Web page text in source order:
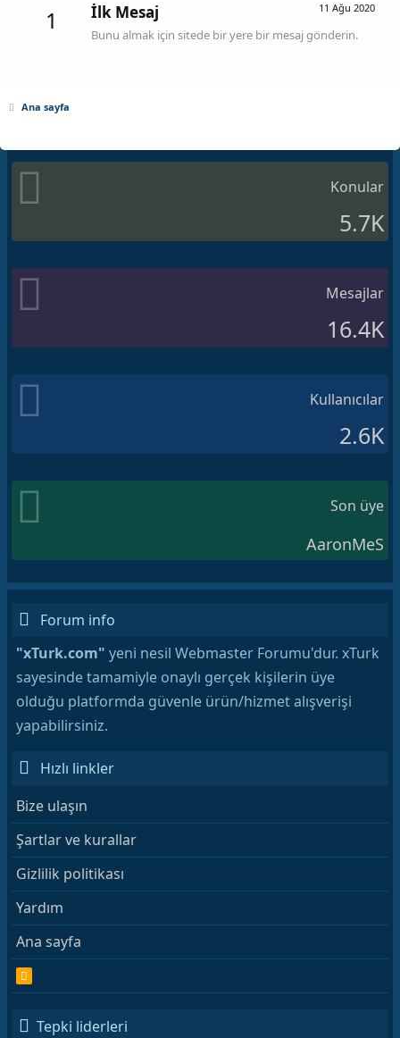
1 11 Ağu 2020
İlk Mesaj
Bunu almak için sitede bir yere bir mesaj gönderin.
Ana sayfa
Konular
5.7K
Mesajlar
16.4K
Kullanıcılar
2.6K
Son üye
AaronMeS
Forum info
"xTurk.com" yeni nesil Webmaster Forumu'dur. xTurk
sayesinde tamamiyle onaylı gerçek kişilerin üye
olduğu platformda güvenle ürün/hizmet alışverişi
yapabilirsiniz.
Hızlı linkler
Bize ulaşın
Şartlar ve kurallar
Gizlilik politikası
Yardım
Ana sayfa
R
S
Tepki liderleri